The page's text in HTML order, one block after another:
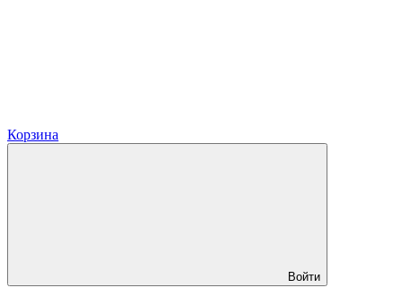
Корзина
Войти